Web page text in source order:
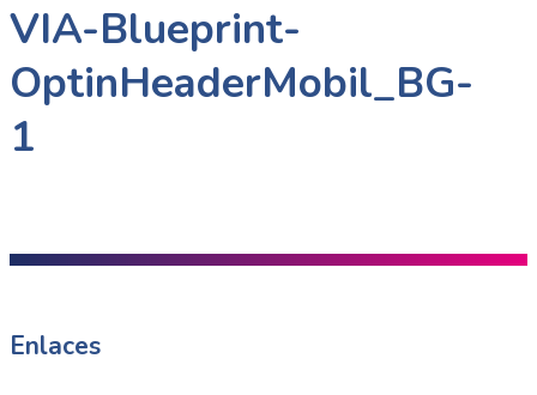
VIA-Blueprint-
OptinHeaderMobil_BG-
1
Enlaces